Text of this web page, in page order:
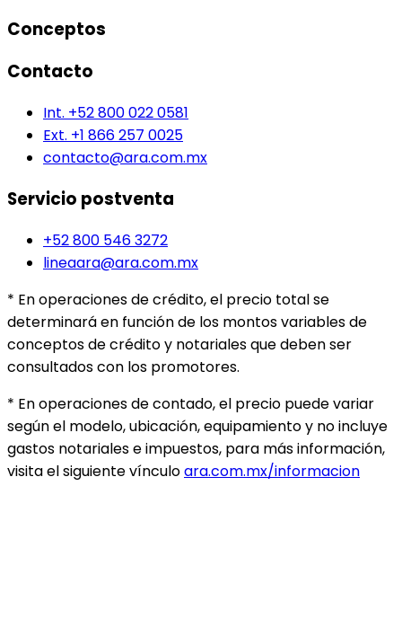
Conceptos
Contacto
Int. +52 800 022 0581
Ext. +1 866 257 0025
contacto@ara.com.mx
Servicio postventa
+52 800 546 3272
lineaara@ara.com.mx
* En operaciones de crédito, el precio total se
determinará en función de los montos variables de
conceptos de crédito y notariales que deben ser
consultados con los promotores.
* En operaciones de contado, el precio puede variar
según el modelo, ubicación, equipamiento y no incluye
gastos notariales e impuestos, para más información,
visita el siguiente vínculoara.com.mx/informacion